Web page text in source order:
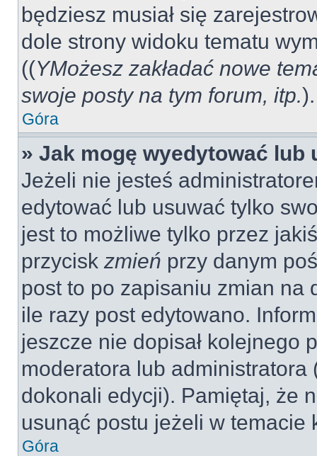
będziesz musiał się
dole strony widoku tematu
((YMożesz zakładać nowe
swoje posty na tym forum, itp.).
Góra
» Jak mogę wyedytować lub
Jeżeli nie jesteś
edytować lub usuwać tylko
jest to możliwe tylko przez
przycisk zmień przy danym
post to po zapisaniu zmian na
ile razy post edytowano.
jeszcze nie dopisał kolejnego
moderatora lub
dokonali edycji). Pamiętaj, że
usunąć postu jeżeli w temacie
Góra